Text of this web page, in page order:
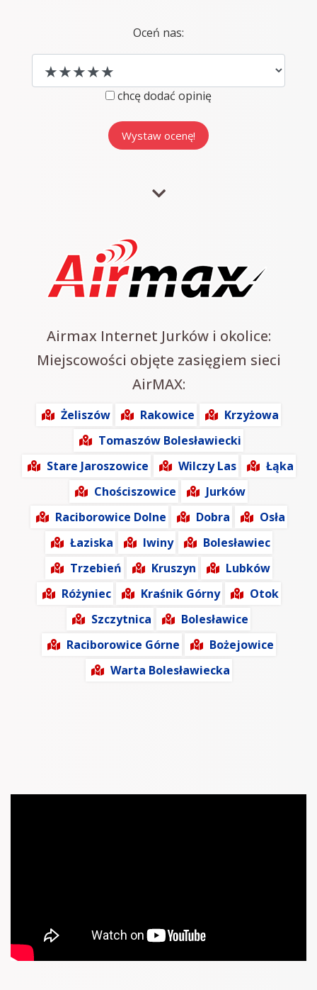
Oceń nas:
chcę dodać opinię
Airmax Internet Jurków i okolice:
Miejscowości objęte zasięgiem sieci
AirMAX:
Żeliszów Rakowice
Krzyżowa
Tomaszów Bolesławiecki
Stare Jaroszowice
Wilczy Las
Łąka
Chościszowice
Jurków
Raciborowice Dolne
Dobra
Osła
Łaziska
Iwiny
Bolesławiec
Trzebień
Kruszyn
Lubków
Różyniec
Kraśnik Górny
Otok
Szczytnica
Bolesławice
Raciborowice Górne
Bożejowice
Warta Bolesławiecka